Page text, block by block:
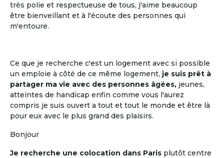
très polie et respectueuse de tous, j'aime beaucoup
être bienveillant et à l'écoute des personnes qui
m'entoure.
Ce que je recherche c'est un logement avec si possible
un emploie à côté de ce même logement, je suis prêt à
partager ma vie avec des personnes âgées, jeunes,
atteintes de handicap enfin comme vous l'aurez
compris je suis ouvert a tout et tout le monde et être là
pour eux avec le plus grand des plaisirs.
Bonjour
Je recherche une colocation dans Paris plutôt centre
Le partage